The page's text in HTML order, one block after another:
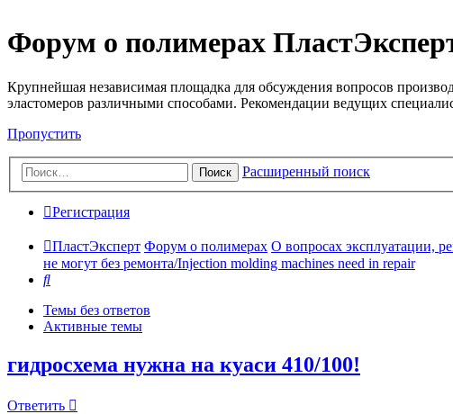
Форум о полимерах
Крупнейшая независимая площадка для обсуждения вопросов
эластомеров различными способами. Рекомендации ведущих
Пропустить
Поиск Расширенный поиск
Регистрация
ПластЭксперт Форум о полимерах О вопросах эксплуатации,
не могут без ремонта/Injection molding machines need in repair
Поиск
Темы без ответов
Активные темы
гидросхема нужна на куаси 410/100!
Ответить